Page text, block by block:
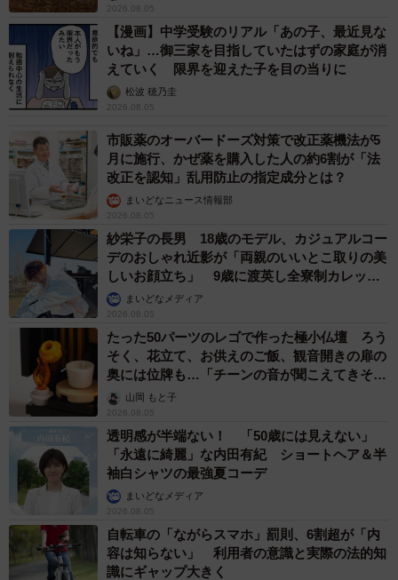
2026.08.05
【漫画】中学受験のリアル「あの子、最近見な
いね」…御三家を目指していたはずの家庭が消
えていく 限界を迎えた子を目の当りに
松波 穂乃圭
2026.08.05
市販薬のオーバードーズ対策で改正薬機法が5
月に施行、かぜ薬を購入した人の約6割が「法
改正を認知」乱用防止の指定成分とは？
まいどなニュース情報部
2026.08.05
紗栄子の長男 18歳のモデル、カジュアルコー
デのおしゃれ近影が「両親のいいとこ取りの美
しいお顔立ち」 9歳に渡英し全寮制カレッジ
で学ぶまいどなメディア
2026.08.05
たった50パーツのレゴで作った極小仏壇 ろう
そく、花立て、お供えのご飯、観音開きの扉の
奥には位牌も…「チーンの音が聞こえてきそ
う」山岡 もと子
2026.08.05
透明感が半端ない！ 「50歳には見えない」
「永遠に綺麗」な内田有紀 ショートヘア＆半
袖白シャツの最強夏コーデ
まいどなメディア
2026.08.05
自転車の「ながらスマホ」罰則、6割超が「内
容は知らない」 利用者の意識と実際の法的知
識にギャップ大きく